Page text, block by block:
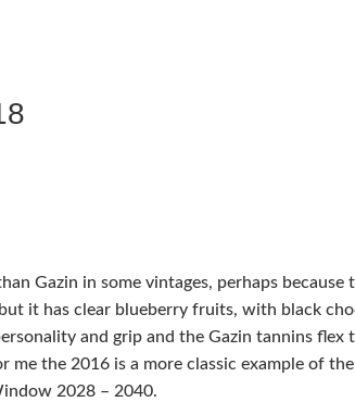
Gazin in some vintages, perhaps because
it has clear blueberry fruits, with black
and grip and the Gazin tannins flex
me the 2016 is a more classic example of
2028 – 2040.